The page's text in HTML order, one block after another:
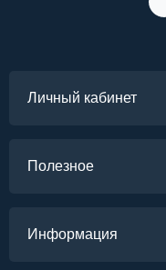
Личный кабинет
Полезное
Информация